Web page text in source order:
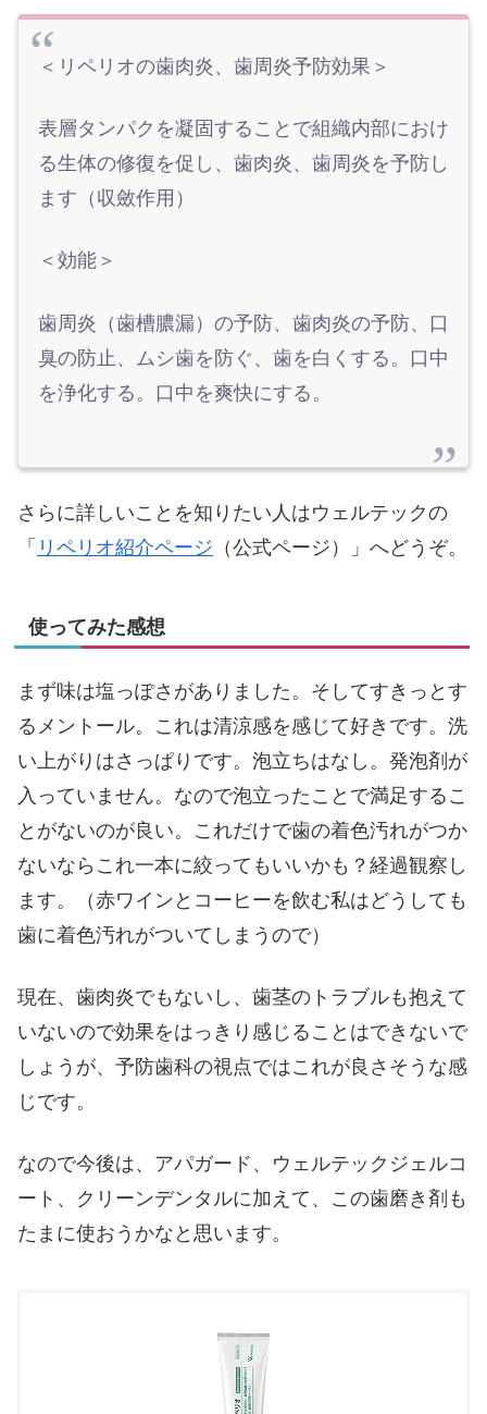
＜リペリオの歯肉炎、歯周炎予防効果＞
表層タンパクを凝固することで組織内部におけ
る生体の修復を促し、歯肉炎、歯周炎を予防し
ます（収斂作用）
＜効能＞
歯周炎（歯槽膿漏）の予防、歯肉炎の予防、口
臭の防止、ムシ歯を防ぐ、歯を白くする。口中
を浄化する。口中を爽快にする。
さらに詳しいことを知りたい人はウェルテックの
「 リペリオ紹介ページ （公式ページ）」へどうぞ。
使ってみた感想
まず味は塩っぽさがありました。そしてすきっとす
るメントール。これは清涼感を感じて好きです。洗
い上がりはさっぱりです。泡立ちはなし。発泡剤が
入っていません。なので泡立ったことで満足するこ
とがないのが良い。これだけで歯の着色汚れがつか
ないならこれ一本に絞ってもいいかも？経過観察し
ます。（赤ワインとコーヒーを飲む私はどうしても
歯に着色汚れがついてしまうので）
現在、歯肉炎でもないし、歯茎のトラブルも抱えて
いないので効果をはっきり感じることはできないで
しょうが、予防歯科の視点ではこれが良さそうな感
じです。
なので今後は、アパガード、ウェルテックジェルコ
ート、クリーンデンタルに加えて、この歯磨き剤も
たまに使おうかなと思います。